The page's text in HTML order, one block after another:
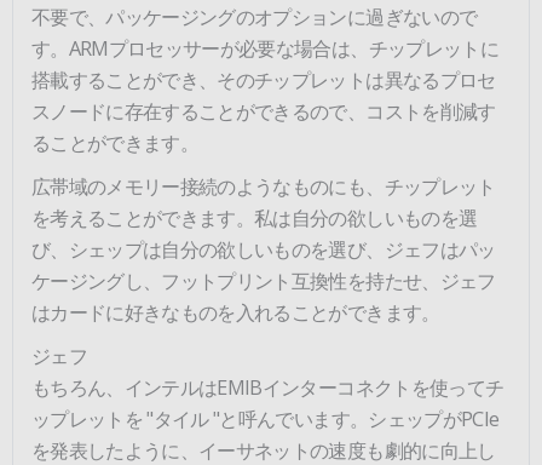
不要で、パッケージングのオプションに過ぎないので
す。ARMプロセッサーが必要な場合は、チップレットに
搭載することができ、そのチップレットは異なるプロセ
スノードに存在することができるので、コストを削減す
ることができます。
広帯域のメモリー接続のようなものにも、チップレット
を考えることができます。私は自分の欲しいものを選
び、シェップは自分の欲しいものを選び、ジェフはパッ
ケージングし、フットプリント互換性を持たせ、ジェフ
はカードに好きなものを入れることができます。
ジェフ
もちろん、インテルはEMIBインターコネクトを使ってチ
ップレットを "タイル "と呼んでいます。シェップがPCIe
を発表したように、イーサネットの速度も劇的に向上し